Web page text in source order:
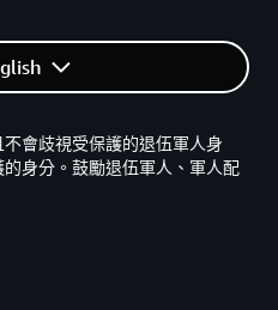
會歧視受保護的退伍軍人身
身分。鼓勵退伍軍人、軍人配